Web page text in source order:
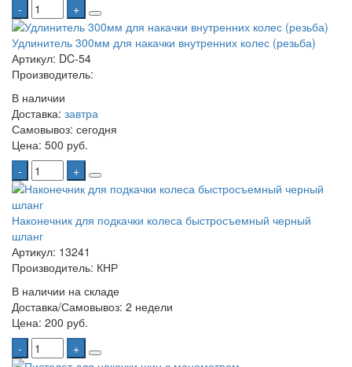
-
+
Удлинитель 300мм для накачки внутренних колес (резьба)
Артикул: DC-54
Производитель:
В наличии
Доставка: завтра
Самовывоз: сегодня
Цена: 500 руб.
-
+
Наконечник для подкачки колеса быстросъемный черный
шланг
Артикул: 13241
Производитель: КНР
В наличии на складе
Доставка/Самовывоз: 2 недели
Цена: 200 руб.
-
+